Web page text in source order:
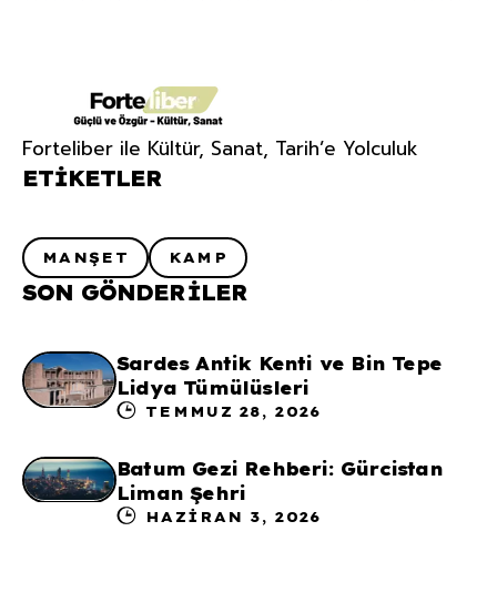
Forteliber ile Kültür, Sanat, Tarih’e Yolculuk
ETIKETLER
MANŞET KAMP
SON GÖNDERILER
Sardes Antik Kenti ve Bin Tepe
Lidya Tümülüsleri
TEMMUZ 28, 2026
Batum Gezi Rehberi: Gürcistan
Liman Şehri
HAZIRAN 3, 2026